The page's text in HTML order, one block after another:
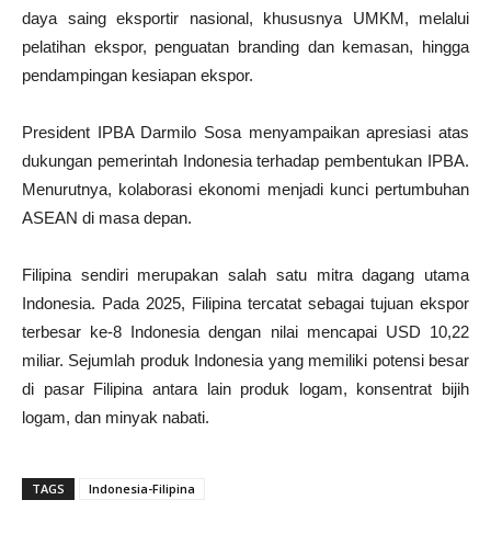
daya saing eksportir nasional, khususnya UMKM, melalui
pelatihan ekspor, penguatan branding dan kemasan, hingga
pendampingan kesiapan ekspor.
President IPBA Darmilo Sosa menyampaikan apresiasi atas
dukungan pemerintah Indonesia terhadap pembentukan IPBA.
Menurutnya, kolaborasi ekonomi menjadi kunci pertumbuhan
ASEAN di masa depan.
Filipina sendiri merupakan salah satu mitra dagang utama
Indonesia. Pada 2025, Filipina tercatat sebagai tujuan ekspor
terbesar ke-8 Indonesia dengan nilai mencapai USD 10,22
miliar. Sejumlah produk Indonesia yang memiliki potensi besar
di pasar Filipina antara lain produk logam, konsentrat bijih
logam, dan minyak nabati.
TAGS Indonesia-Filipina